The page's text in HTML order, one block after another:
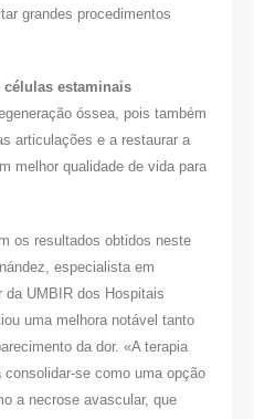
grandes procedimentos
células estaminais
óssea, pois também
articulações e a restaurar a
melhor qualidade de vida para
os resultados obtidos neste
especialista em
da UMBIR dos Hospitais
uma melhora notável tanto
da dor. «A terapia
se como uma opção
a necrose avascular, que